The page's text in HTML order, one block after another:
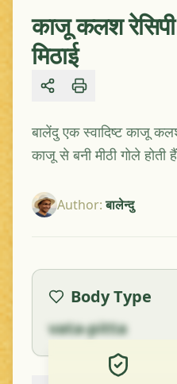
काजू कलश
मिठाई
Share
बालेंदु एक स्वादिष्ट काजू
काजू से बनी मीठी गाेले होती
Author:बालेन्दु
Body Type
vata-pitta